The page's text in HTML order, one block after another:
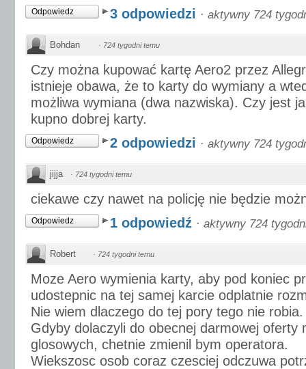
Odpowiedz 3 odpowiedzi · aktywny 724
Bohdan · 724 tygodni temu
Czy można kupować kartę Aero2 przez
istnieje obawa, że to karty do wymiany a
możliwa wymiana (dwa nazwiska). Czy jest
kupno dobrej karty.
Odpowiedz 2 odpowiedzi · aktywny 724
jijja · 724 tygodni temu
ciekawe czy nawet na policję nie będzie
Odpowiedz 1 odpowiedź · aktywny 724
Robert · 724 tygodni temu
Moze Aero wymienia karty, aby pod koniec
udostepnic na tej samej karcie odplatnie
Nie wiem dlaczego do tej pory tego nie robia.
Gdyby dolaczyli do obecnej darmowej oferty
glosowych, chetnie zmienil bym operatora.
Wiekszosc osob coraz czesciej odczuwa